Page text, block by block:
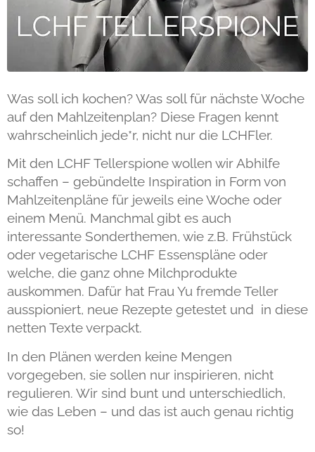
Was soll ich kochen? Was soll für nächste Woche
auf den Mahlzeitenplan? Diese Fragen kennt
wahrscheinlich jede*r, nicht nur die LCHFler.
Mit den LCHF Tellerspione wollen wir Abhilfe
schaffen – gebündelte Inspiration in Form von
Mahlzeitenpläne für jeweils eine Woche oder
einem Menü. Manchmal gibt es auch
interessante Sonderthemen, wie z.B. Frühstück
oder vegetarische LCHF Essenspläne oder
welche, die ganz ohne Milchprodukte
auskommen. Dafür hat Frau Yu fremde Teller
ausspioniert, neue Rezepte getestet und in diese
netten Texte verpackt.
In den Plänen werden keine Mengen
vorgegeben, sie sollen nur inspirieren, nicht
regulieren. Wir sind bunt und unterschiedlich,
wie das Leben – und das ist auch genau richtig
so!